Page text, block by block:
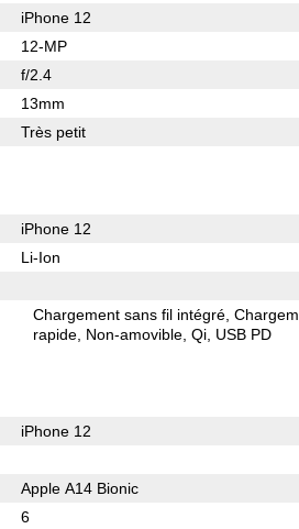
iPhone 12
12-MP
f/2.4
13mm
Très petit
iPhone 12
Li-Ion
Chargement sans fil intégré
rapide Non-amovible Qi USB PD
iPhone 12
Apple A14 Bionic
6